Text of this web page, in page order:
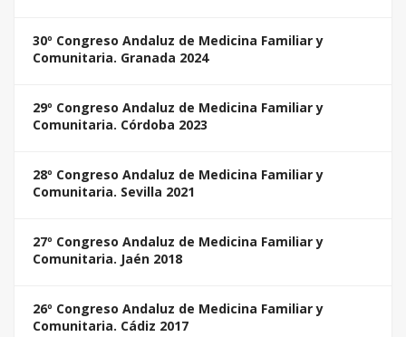
30º Congreso Andaluz de Medicina Familiar y
Comunitaria. Granada 2024
29º Congreso Andaluz de Medicina Familiar y
Comunitaria. Córdoba 2023
28º Congreso Andaluz de Medicina Familiar y
Comunitaria. Sevilla 2021
27º Congreso Andaluz de Medicina Familiar y
Comunitaria. Jaén 2018
26º Congreso Andaluz de Medicina Familiar y
Comunitaria. Cádiz 2017